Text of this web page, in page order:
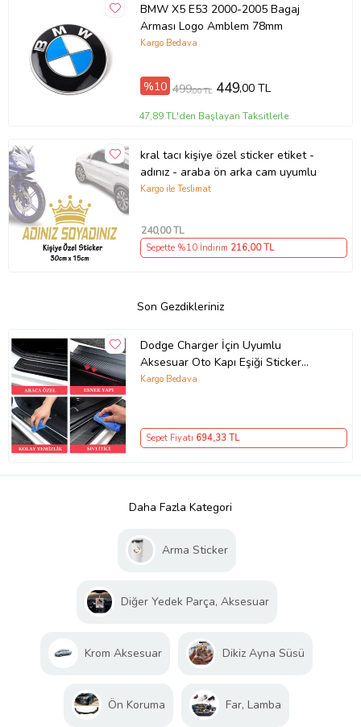
BMW X5 E53 2000-2005 Bagaj
Arması Logo Amblem 78mm
Kargo Bedava
%10 499,00 TL 449,00 TL
47,89 TL'den Başlayan Taksitlerle
kral tacı kişiye özel sticker etiket -
adınız - araba ön arka cam uyumlu
Kargo ile Teslimat
240,00 TL
Sepette %10 İndirim 216,00 TL
Son Gezdikleriniz
Dodge Charger İçin Uyumlu
Aksesuar Oto Kapı Eşiği Sticker
Karbon 4 Adet
Kargo Bedava
Sepet Fiyatı 694,33 TL
Daha Fazla Kategori
Arma Sticker
Diğer Yedek Parça, Aksesuar
Krom Aksesuar Dikiz Ayna Süsü
Ön Koruma Far, Lamba